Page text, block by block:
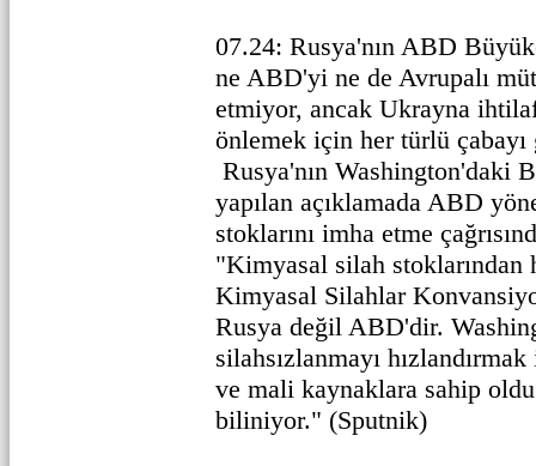
07.24: Rusya'nın ABD
ne ABD'yi ne de Avrupalı
etmiyor, ancak Ukrayna
önlemek için her türlü
Rusya'nın Washington'daki
yapılan açıklamada ABD
stoklarını imha etme
"Kimyasal silah stoklarından
Kimyasal Silahlar
Rusya değil ABD'dir.
silahsızlanmayı
ve mali kaynaklara sahip
biliniyor." (Sputnik)